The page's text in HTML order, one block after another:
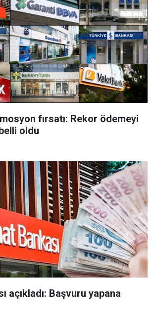
fırsatı: Rekor ödemeyi
oldu
açıkladı: Başvuru yapana